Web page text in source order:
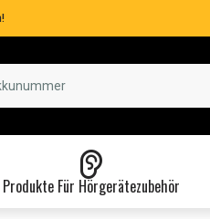
Produkte Für Hörgerätezubehör